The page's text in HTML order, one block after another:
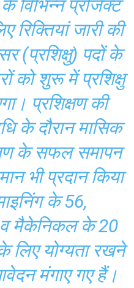
विभिन्न प्रोजेक्ट
रिक्तियां जारी की
(प्रशिक्षु) पदों के
को शुरू में प्रशिक्षु
प्रशिक्षण की
के दौरान मासिक
के सफल समापन
भी प्रदान किया
के 56,
मैकेनिकल के 20
योग्यता रखने
मंगाए गए हैं।